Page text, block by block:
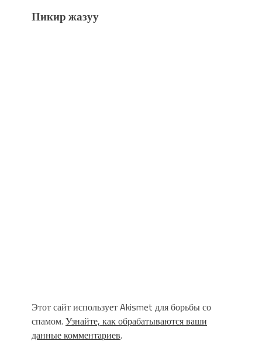
Пикир жазуу
Этот сайт использует Akismet для борьбы со
спамом. Узнайте, как обрабатываются ваши
данные комментариев.